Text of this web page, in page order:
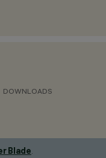
DOWNLOADS
Blade.